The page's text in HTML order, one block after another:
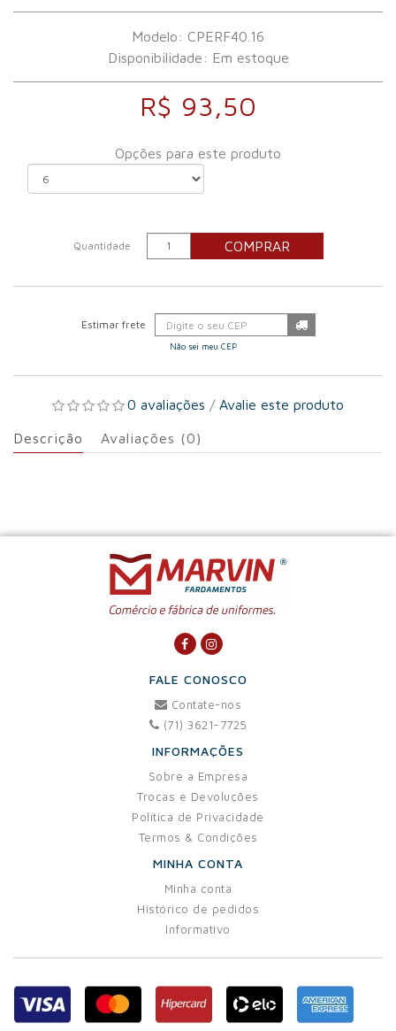
Modelo: CPERF40.16
Disponibilidade: Em estoque
R$ 93,50
Opções para este produto
Quantidade COMPRAR
Não sei meu CEP
0 avaliações / Avalie este produto
Descrição Avaliações (0)
FALE CONOSCO
Contate-nos
(71) 3621-7725
INFORMAÇÕES
Sobre a Empresa
Trocas e Devoluções
Política de Privacidade
Termos & Condições
MINHA CONTA
Minha conta
Histórico de pedidos
Informativo